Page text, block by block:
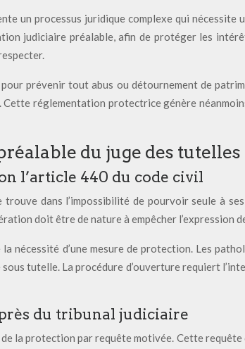
un processus juridique complexe qui
judiciaire préalable, afin de protéger les
prévenir tout abus ou détournement de
réglementation protectrice génère
du juge des tutelles
l’article 440 du code civil
trouve dans l’impossibilité de pourvoir seule à
doit être de nature à empêcher l’expression
nécessité d’une mesure de protection. Les
tutelle. La procédure d’ouverture requiert
du tribunal judiciaire
la protection par requête motivée. Cette